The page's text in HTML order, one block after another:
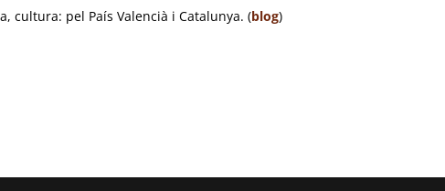
cultura: pel País Valencià i Catalunya. (blog)